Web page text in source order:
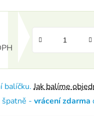
balíčku.Jak balíme
- vrácení zdarma